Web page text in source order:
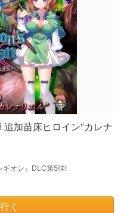
加苗床ヒロイン“カレナ
オン』DLC第5弾!
く